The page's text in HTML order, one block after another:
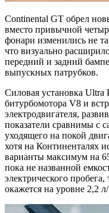
Continental GT обрел
вместо привычной
фонари изменились не
что визуально
передний и задний
выпускных патрубков.
Силовая установка Ultra
битурбомотора V8 и
электродвигателя,
показатели сравнимы с
уходящего на покой
хотя на Континенталях
варианты максимум на
пока не названной
электрического
окажется на уровне 2,2